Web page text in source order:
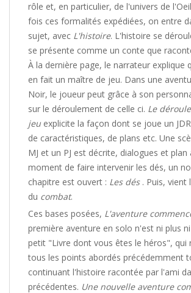
rôle et, en particulier, de l'univers de
fois ces formalités expédiées, on entre
sujet, avec L'histoire. L'histoire se
se présente comme un conte que
À la dernière page, le narrateur explique
en fait un maître de jeu. Dans une
Noir, le joueur peut grâce à son
sur le déroulement de celle ci. Le
jeu explicite la façon dont se joue un
de caractéristiques, de plans etc. Une
MJ et un PJ est décrite, dialogues et plan
moment de faire intervenir les dés, un
chapitre est ouvert : Les dés. Puis, vient
du combat.
Ces bases posées, L'aventure
première aventure en solo n'est ni plus
petit "Livre dont vous êtes le héros", qui
tous les points abordés précédemment
continuant l'histoire racontée par l'ami
précédentes. Une nouvelle aventure